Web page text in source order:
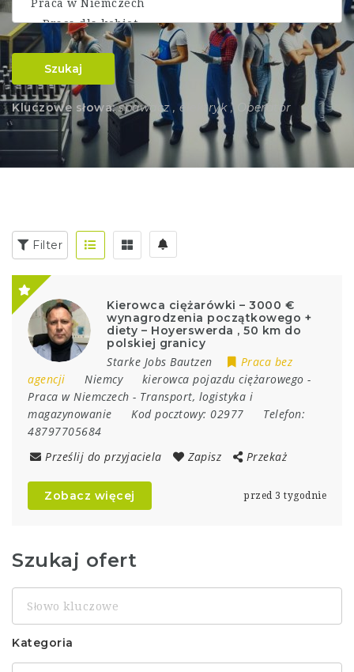
Szukaj
Kluczowe słowa: spawacz , elektryk , Operator
Filter
Kierowca ciężarówki – 3000 €
wynagrodzenia początkowego +
diety – Hoyerswerda , 50 km do
polskiej granicy
Starke Jobs Bautzen
Praca bez
agencji
Niemcy kierowca pojazdu ciężarowego -
Praca w Niemczech - Transport, logistyka i
magazynowanie
Kod pocztowy: 02977
Telefon:
48797705684
Prześlij do przyjaciela
Zapisz Przekaż
Zobacz więcej przed 3 tygodnie
Szukaj ofert
Słowo
kluczowe
Kategoria